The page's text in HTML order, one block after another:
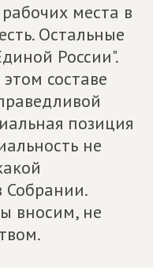
места в
Остальные
России".
составе
позиция
не
Собрании.
вносим, не